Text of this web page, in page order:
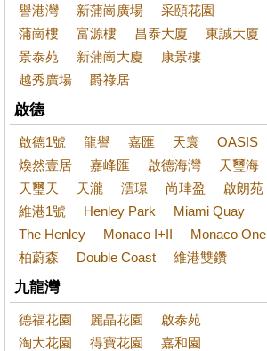
譽港灣 新蒲崗廣場
采頤花園
蒲崗樓
富源樓 昌泰大廈
東誠大廈
景泰苑
新蒲崗大廈
康景樓
越秀廣場
爵祿居
啟德
啟德1號 龍譽 嘉匯 天寰
OASIS
煥然壹居
嘉峰匯 啟德海灣
天璽海
天璽天
天瀧 澐璟 尚珒盈
啟朗苑
維港1號
Henley Park
Miami Quay
The Henley
Monaco I+II
Monaco One
柏蔚森
Double Coast 維港雙鑽
九龍灣
德福花園 麗晶花園
啟泰苑
淘大花園
得寶花園 嘉和園